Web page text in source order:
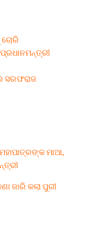
ଚୋରି
ସରଫରାଜ
ମାଆ,
ଜାରି କଲା ପୁରୀ